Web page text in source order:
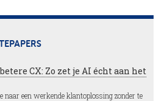
CX: Zo zet je AI écht aan het
naar een werkende klantoplossing zonder te